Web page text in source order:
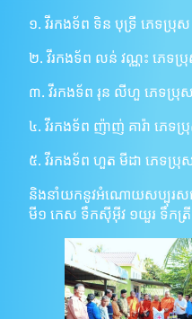
១. វីរកងទ័ព ទិន បុទ្រី ភេទ
២. វីរកងទ័ព លន់ វណ្ណះ ភេទ
៣. វីរកងទ័ព រុន លីហួ ភេទប្រុ
៤. វីរកងទ័ព ញ៉ាញ់ គារ៉ា ភេទ
៥. វីរកងទ័ព ហួត មីដា ភេទប្
និងនាំយកនូវអំណោយសប្បុរសធម៌
មី១ កេស ទឹកស៊ីអ៊ីវ ១យួរ ទឹកត្